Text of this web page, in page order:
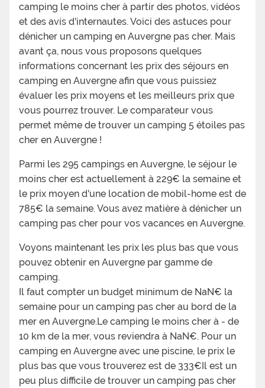
camping le moins cher à partir des photos, vidéos
et des avis d'internautes. Voici des astuces pour
dénicher un camping en Auvergne pas cher. Mais
avant ça, nous vous proposons quelques
informations concernant les prix des séjours en
camping en Auvergne afin que vous puissiez
évaluer les prix moyens et les meilleurs prix que
vous pourrez trouver. Le comparateur vous
permet même de trouver un camping 5 étoiles pas
cher en Auvergne !
Parmi les 295 campings en Auvergne, le séjour le
moins cher est actuellement à 229€ la semaine et
le prix moyen d'une location de mobil-home est de
785€ la semaine. Vous avez matière à dénicher un
camping pas cher pour vos vacances en Auvergne.
Voyons maintenant les prix les plus bas que vous
pouvez obtenir en Auvergne par gamme de
camping.
Il faut compter un budget minimum de NaN€ la
semaine pour un camping pas cher au bord de la
mer en Auvergne.Le camping le moins cher à - de
10 km de la mer, vous reviendra à NaN€. Pour un
camping en Auvergne avec une piscine, le prix le
plus bas que vous trouverez est de 333€Il est un
peu plus difficile de trouver un camping pas cher